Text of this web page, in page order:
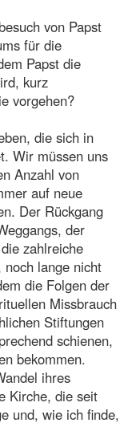
von Papst
für die
Papst die
kurz
vorgehen?
die sich in
Wir müssen uns
Anzahl von
auf neue
Der Rückgang
der
zahlreiche
lange nicht
die Folgen der
Missbrauch
Stiftungen
schienen,
bekommen.
ihres
Kirche, die seit
und, wie ich finde,